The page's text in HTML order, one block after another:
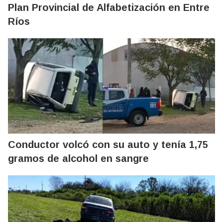
Plan Provincial de Alfabetización en Entre
Ríos
Conductor volcó con su auto y tenía 1,75
gramos de alcohol en sangre